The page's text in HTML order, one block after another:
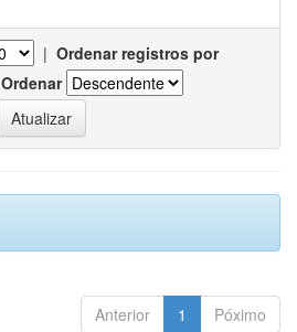
| Ordenar registros por
Ordenar
Anterior 1 Póximo